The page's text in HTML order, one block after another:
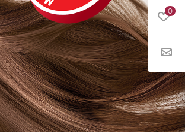
0